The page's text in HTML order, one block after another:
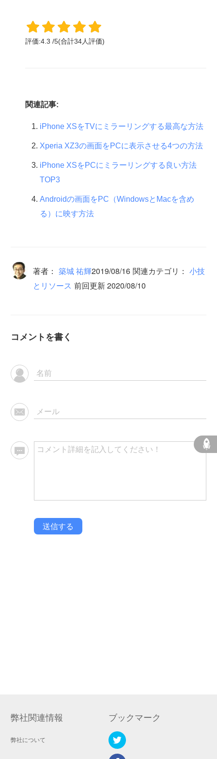
評価:4.3 /5(合計34人評価)
関連記事:
iPhone XSをTVにミラーリングする最高な方法
Xperia XZ3の画面をPCに表示させる4つの方法
iPhone XSをPCにミラーリングする良い方法
TOP3
Androidの画面をPC（WindowsとMacを含め
る）に映す方法
著者： 築城 祐輝2019/08/16 関連カテゴリ： 小技
とリソース 前回更新 2020/08/10
コメントを書く
送信する
弊社関連情報
弊社について
ブックマーク